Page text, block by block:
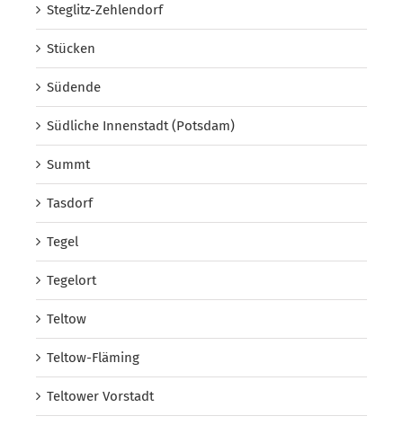
Steglitz-Zehlendorf
Stücken
Südende
Südliche Innenstadt (Potsdam)
Summt
Tasdorf
Tegel
Tegelort
Teltow
Teltow-Fläming
Teltower Vorstadt